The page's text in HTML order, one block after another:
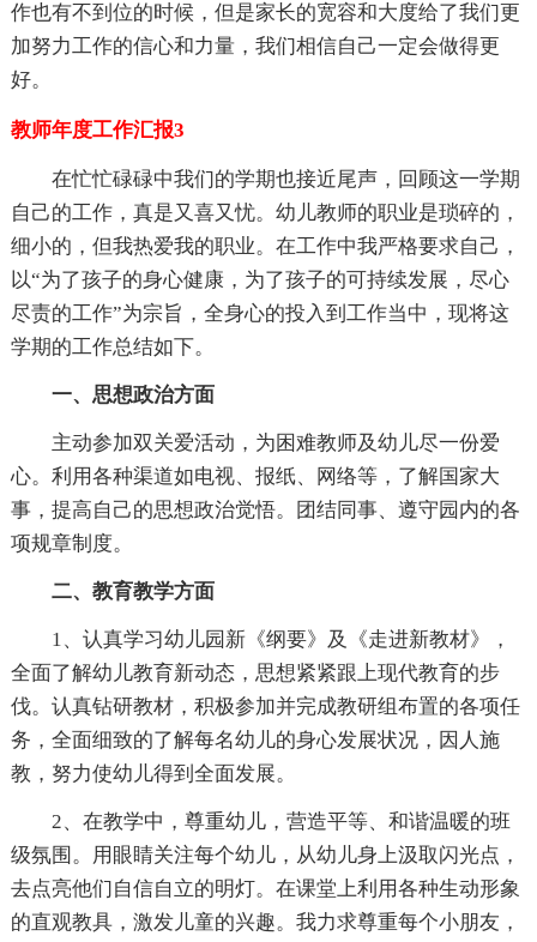
作也有不到位的时候，但是家长的宽容和大度给了我们更
加努力工作的信心和力量，我们相信自己一定会做得更
好。
教师年度工作汇报3
在忙忙碌碌中我们的学期也接近尾声，回顾这一学期
自己的工作，真是又喜又忧。幼儿教师的职业是琐碎的，
细小的，但我热爱我的职业。在工作中我严格要求自己，
以“为了孩子的身心健康，为了孩子的可持续发展，尽心
尽责的工作”为宗旨，全身心的投入到工作当中，现将这
学期的工作总结如下。
一、思想政治方面
主动参加双关爱活动，为困难教师及幼儿尽一份爱
心。利用各种渠道如电视、报纸、网络等，了解国家大
事，提高自己的思想政治觉悟。团结同事、遵守园内的各
项规章制度。
二、教育教学方面
1、认真学习幼儿园新《纲要》及《走进新教材》，
全面了解幼儿教育新动态，思想紧紧跟上现代教育的步
伐。认真钻研教材，积极参加并完成教研组布置的各项任
务，全面细致的了解每名幼儿的身心发展状况，因人施
教，努力使幼儿得到全面发展。
2、在教学中，尊重幼儿，营造平等、和谐温暖的班
级氛围。用眼睛关注每个幼儿，从幼儿身上汲取闪光点，
去点亮他们自信自立的明灯。在课堂上利用各种生动形象
的直观教具，激发儿童的兴趣。我力求尊重每个小朋友，